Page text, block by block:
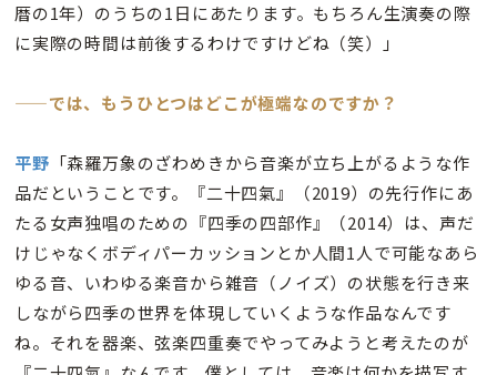
暦の1年）のうちの1日にあたります。もちろん生演奏の際
に実際の時間は前後するわけですけどね（笑）」
——では、もうひとつはどこが極端なのですか？
平野 「森羅万象のざわめきから音楽が立ち上がるような作
品だということです。『二十四氣』（2019）の先行作にあ
たる女声独唱のための『四季の四部作』（2014）は、声だ
けじゃなくボディパーカッションとか人間1人で可能なあら
ゆる音、いわゆる楽音から雑音（ノイズ）の状態を行き来
しながら四季の世界を体現していくような作品なんです
ね。それを器楽、弦楽四重奏でやってみようと考えたのが